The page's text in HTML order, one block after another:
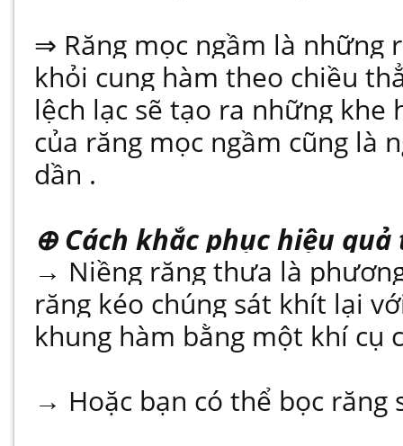
⇒ Răng mọc ngầm là những
khỏi cung hàm theo chiều
lệch lạc sẽ tạo ra những khe
của răng mọc ngầm cũng là
dần .
⊕ Cách khắc phục hiệu
→ Niềng răng thưa là
răng kéo chúng sát khít lại
khung hàm bằng một khí cụ
→ Hoặc bạn có thể bọc